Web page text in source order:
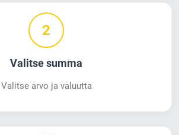
2
Valitse summa
Valitse arvo ja valuutta